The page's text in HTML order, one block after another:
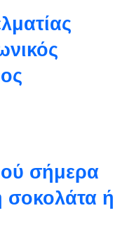
σήμερα
σοκολάτα ή